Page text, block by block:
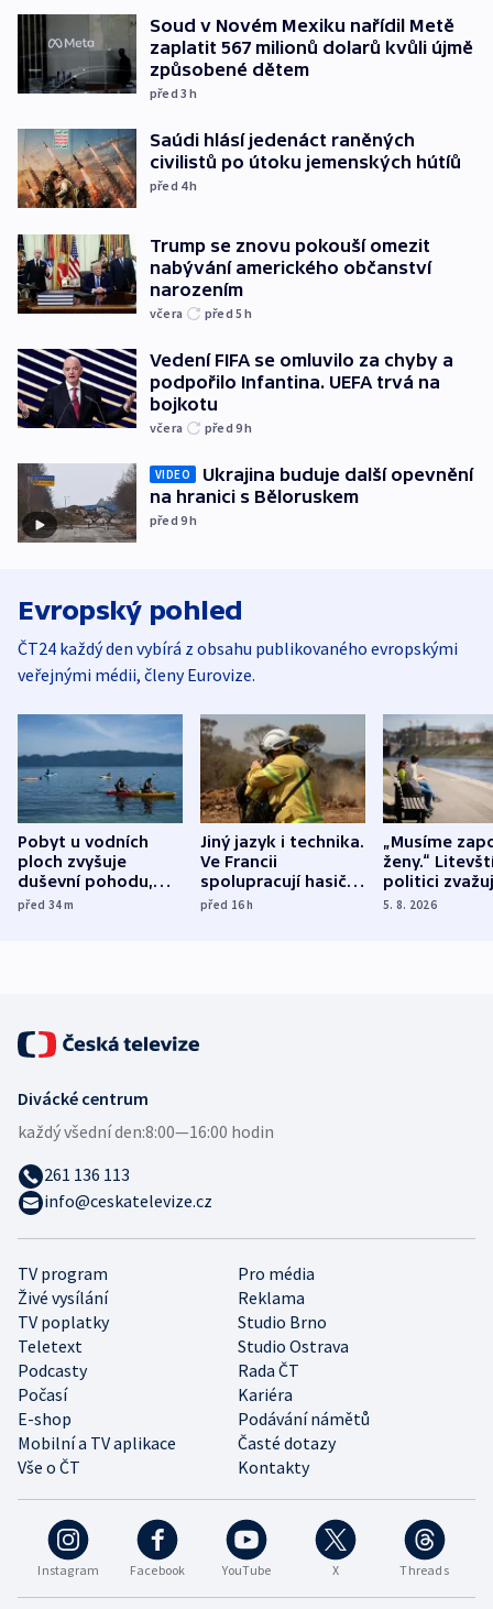
Soud v Novém Mexiku nařídil Metě
zaplatit 567 milionů dolarů kvůli újmě
způsobené dětem
před 3h
Saúdi hlásí jedenáct raněných
civilistů po útoku jemenských hútíů
před 4h
Trump se znovu pokouší omezit
nabývání amerického občanství
narozením
včera před 5h
Vedení FIFA se omluvilo za chyby a
podpořilo Infantina. UEFA trvá na
bojkotu
včera před 9h
VIDEO
Ukrajina buduje další opevnění
na hranici s Běloruskem
před 9h
Evropský pohled
ČT24 každý den vybírá z obsahu publikovaného evropskými
veřejnými médii, členy Eurovize.
Pobyt u vodních
ploch zvyšuje
duševní pohodu,
ukázala
před 34m
Jiný jazyk i technika.
Ve Francii
spolupracují hasiči z
různých zemí
před 16h
„Musíme
ženy.“
politici
dohodu o
5. 8. 2026
Instagram Facebook YouTube X Threads
TV program
Pro média
Živé vysílání
Reklama
TV poplatky
Studio Brno
Teletext
Studio Ostrava
Podcasty
Rada ČT
Počasí
Kariéra
E-shop
Podávání námětů
Mobilní a TV aplikace
Časté dotazy
Vše o ČT
Kontakty
Divácké centrum
každý všední den:8:00—16:00 hodin
261 136 113
info@ceskatelevize.cz